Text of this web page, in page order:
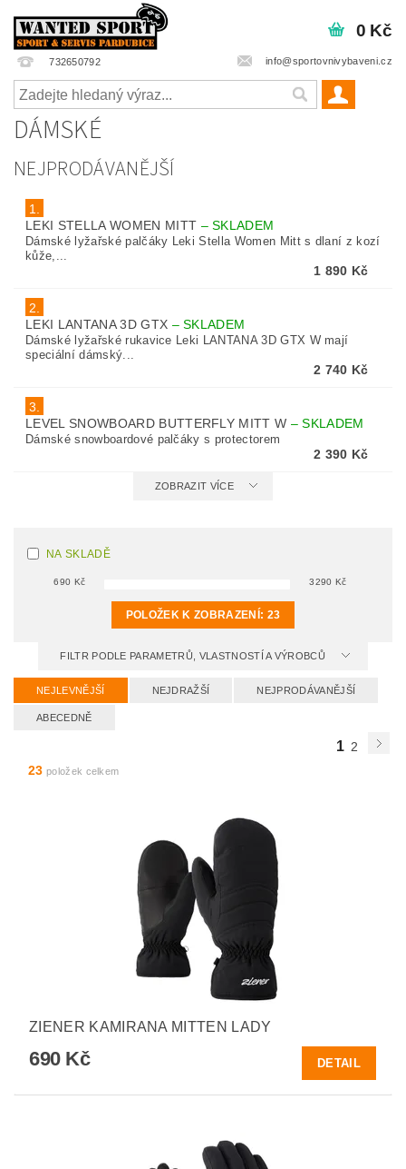
732650792 info@sportovnivybaveni.cz
0 Kč
DÁMSKÉ
NEJPRODÁVANĚJŠÍ
1.
LEKI STELLA WOMEN MITT –SKLADEM
Dámské lyžařské palčáky Leki Stella Women Mitt s dlaní z kozí
kůže,...
1 890 Kč
2.
LEKI LANTANA 3D GTX –SKLADEM
Dámské lyžařské rukavice Leki LANTANA 3D GTX W mají
speciální dámský...
2 740 Kč
3.
LEVEL SNOWBOARD BUTTERFLY MITT W –SKLADEM
Dámské snowboardové palčáky s protectorem
2 390 Kč
ZOBRAZIT VÍCE
NA SKLADĚ
690 Kč 3290 Kč
POLOŽEK K ZOBRAZENÍ: 23
FILTR PODLE PARAMETRŮ, VLASTNOSTÍ A VÝROBCŮ
NEJLEVNĚJŠÍ NEJDRAŽŠÍ NEJPRODÁVANĚJŠÍ
ABECEDNĚ
1 2
23 položek celkem
ZIENER KAMIRANA MITTEN LADY
690 Kč DETAIL